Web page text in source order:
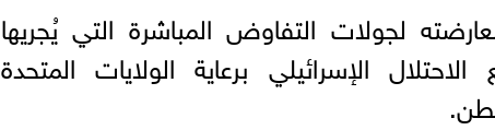
لجولات التفاوض المباشرة التي يُجريها
الإسرائيلي برعاية الولايات المتحدة